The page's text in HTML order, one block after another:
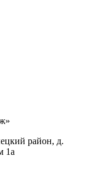
район, д.
1a